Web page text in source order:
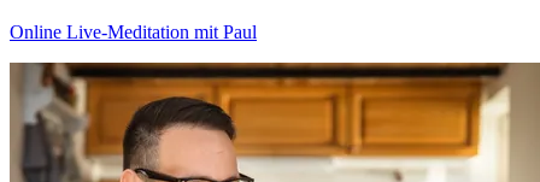
Online Live-Meditation mit Paul